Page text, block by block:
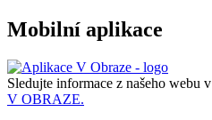
Mobilní aplikace
Sledujte informace z našeho webu v
V OBRAZE.